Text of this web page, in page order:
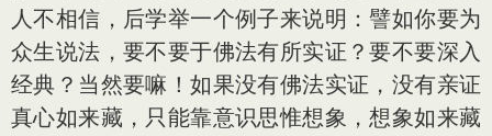
人不相信，后学举一个例子来说明：譬如你要为
众生说法，要不要于佛法有所实证？要不要深入
经典？当然要嘛！如果没有佛法实证，没有亲证
真心如来藏，只能靠意识思惟想象，想象如来藏